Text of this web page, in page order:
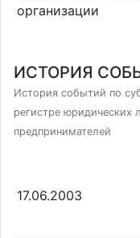
организации
ИСТОРИЯ
История событий по
регистре юридических
предпринимателей
17.06.2003